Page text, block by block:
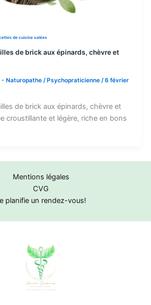
de cuisine salées
de brick aux épinards, chèvre et
- Naturopathe / Psychopraticienne /6 février
de brick aux épinards, chèvre et
croustillante et légère, riche en bons
Mentions légales
CVG
planifie un rendez-vous!